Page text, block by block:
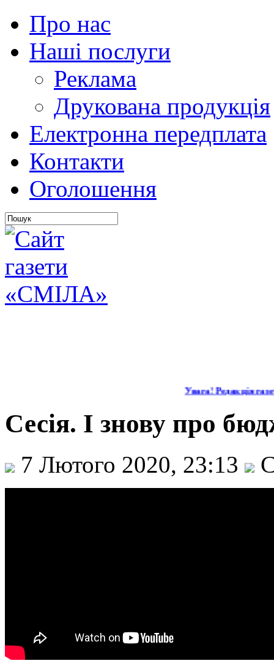
Про нас
Наші послуги
Реклама
Друкована продукція
Електронна передплата
Контакти
Оголошення
Увага! Редакція
Сесія. І знову про
7 Лютого 2020, 23:13